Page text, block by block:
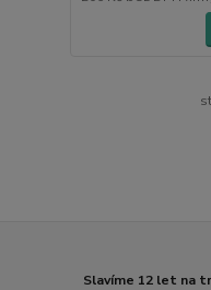
Slavíme 12 let na